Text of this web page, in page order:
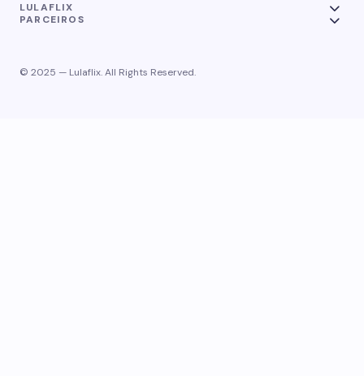
LULAFLIX
PARCEIROS
© 2025 — Lulaflix. All Rights Reserved.